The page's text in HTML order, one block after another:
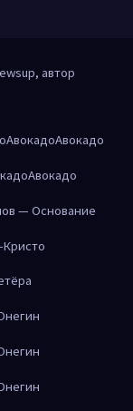
автор
АвокадоАвокадо
Авокадо
— Основание